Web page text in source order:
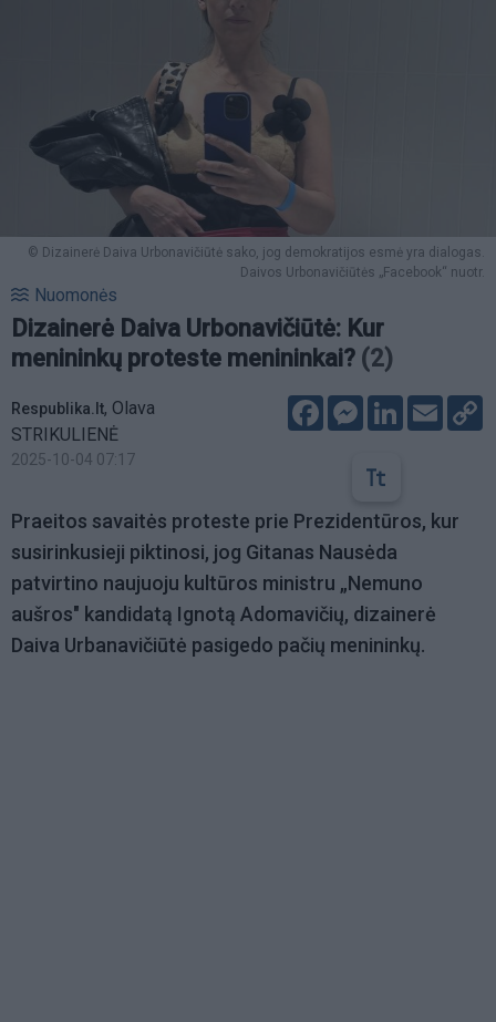
© Dizainerė Daiva Urbonavičiūtė sako, jog demokratijos esmė yra dialogas.
Daivos Urbonavičiūtės „Facebook“ nuotr.
Nuomonės
Dizainerė Daiva Urbonavičiūtė: Kur
menininkų proteste menininkai? (2)
Respublika.lt, Olava
STRIKULIENĖ
2025-10-04 07:17
FacebookMessenger
LinkedIn
Email
Praeitos savaitės proteste prie Prezidentūros, kur
susirinkusieji piktinosi, jog Gitanas Nausėda
patvirtino naujuoju kultūros ministru „Nemuno
aušros" kandidatą Ignotą Adomavičių, dizainerė
Daiva Urbanavičiūtė pasigedo pačių menininkų.